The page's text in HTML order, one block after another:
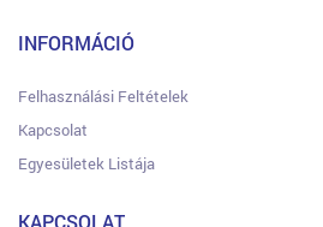
INFORMÁCIÓ
Felhasználási Feltételek
Kapcsolat
Egyesületek Listája
KAPCSOLAT